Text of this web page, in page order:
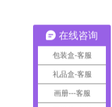
在线咨询
包装盒-客服
礼品盒-客服
画册---客服